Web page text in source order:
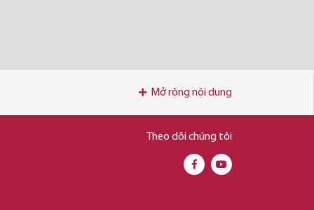
Mở rộng nội dung
Theo dõi chúng tôi